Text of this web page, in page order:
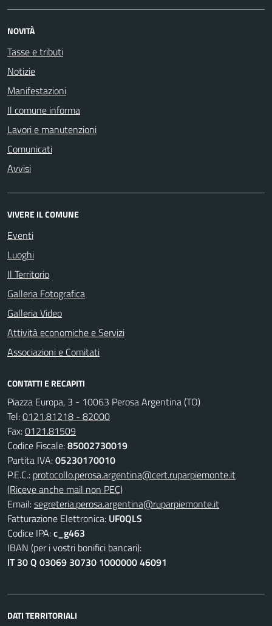
NOVITÀ
Tasse e tributi
Notizie
Manifestazioni
Il comune informa
Lavori e manutenzioni
Comunicati
Avvisi
VIVERE IL COMUNE
Eventi
Luoghi
Il Territorio
Galleria Fotografica
Galleria Video
Attività economiche e Servizi
Associazioni e Comitati
CONTATTI E RECAPITI
Piazza Europa, 3 - 10063 Perosa Argentina (TO)
Tel:0121.81218 - 82000
Fax:0121.81509
Codice Fiscale:85002730019
Partita IVA:05230170010
P.E.C.: protocollo.perosa.argentina@cert.ruparpiemonte.it
(Riceve anche mail non PEC)
Email:segreteria.perosa.argentina@ruparpiemonte.it
Fatturazione Elettronica: UF0QLS
Codice IPA:c_g463
IBAN (per i vostri bonifici bancari):
IT 30 Q 03069 30730 1000000 46091
DATI TERRITORIALI